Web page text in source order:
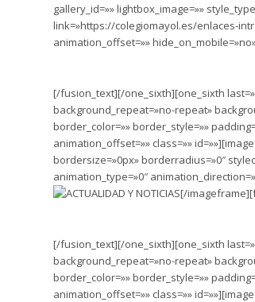
gallery_id=»» lightbox_image=»»
link=»https://colegiomayol.es/enlaces-
animation_offset=»»
[/fusion_text][/one_sixth][one_sixth
background_repeat=»no-repeat»
border_color=»» border_style=»»
animation_offset=»» class=»»
bordersize=»0px» borderradius=»0″
animation_type=»0″
[/
[/fusion_text][/one_sixth][one_sixth
background_repeat=»no-repeat»
border_color=»» border_style=»»
animation_offset=»» class=»»